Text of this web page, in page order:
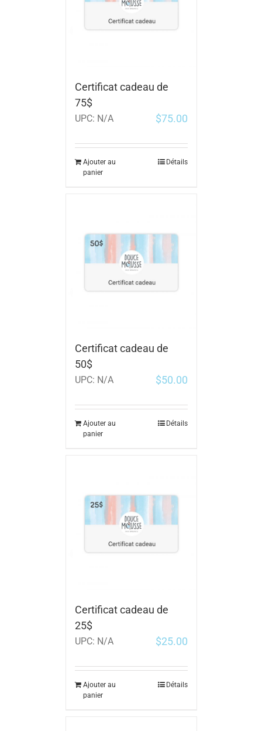
Certificat cadeau de
75$
UPC: N/A $75.00
Ajouter au
panier
Détails
Certificat cadeau de
50$
UPC: N/A $50.00
Ajouter au
panier
Détails
Certificat cadeau de
25$
UPC: N/A $25.00
Ajouter au
panier
Détails